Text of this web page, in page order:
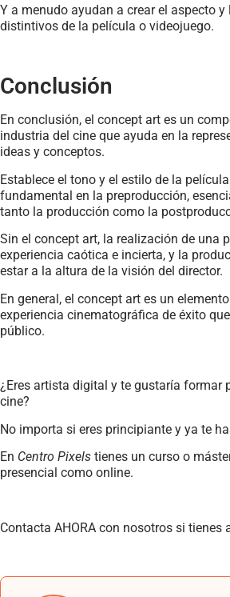
Y a menudo ayudan a crear el aspecto y
distintivos de la película o videojuego.
Conclusión
En conclusión, el concept art es un
industria del cine que ayuda en la
ideas y conceptos.
Establece el tono y el estilo de la
fundamental en la preproducción,
tanto la producción como la
Sin el concept art, la realización de una
experiencia caótica e incierta, y la
estar a la altura de la visión del director.
En general, el concept art es un
experiencia cinematográfica de éxito
público.
¿Eres artista digital y te gustaría formar
cine?
No importa si eres principiante y ya te
En Centro Pixels tienes un curso o
presencial como online.
Contacta AHORA con nosotros si tienes